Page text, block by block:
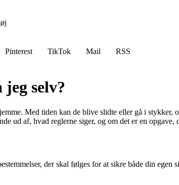
Pinterest TikTok Mail
RSS
selv?
Med tiden kan de blive slidte eller gå i
ud af, hvad reglerne siger, og om det er en opgave,
der skal følges for at sikre både din